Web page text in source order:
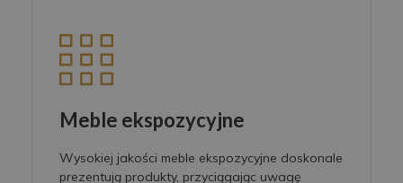
Meble ekspozycyjne
Wysokiej jakości meble ekspozycyjne doskonale
prezentują produkty, przyciągając uwagę